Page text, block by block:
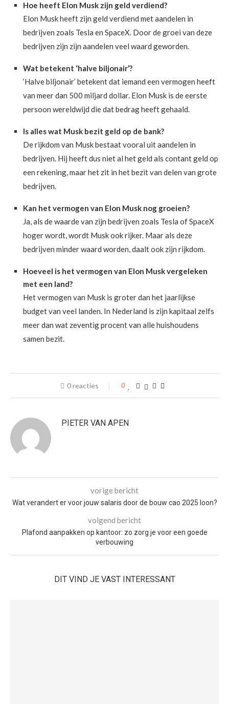
Hoe heeft Elon Musk zijn geld verdiend?
Elon Musk heeft zijn geld verdiend met aandelen in
bedrijven zoals Tesla en SpaceX. Door de groei van deze
bedrijven zijn zijn aandelen veel waard geworden.
Wat betekent ‘halve biljonair’?
‘Halve biljonair’ betekent dat iemand een vermogen heeft
van meer dan 500 miljard dollar. Elon Musk is de eerste
persoon wereldwijd die dat bedrag heeft gehaald.
Is alles wat Musk bezit geld op de bank?
De rijkdom van Musk bestaat vooral uit aandelen in
bedrijven. Hij heeft dus niet al het geld als contant geld op
een rekening, maar het zit in het bezit van delen van grote
bedrijven.
Kan het vermogen van Elon Musk nog groeien?
Ja, als de waarde van zijn bedrijven zoals Tesla of SpaceX
hoger wordt, wordt Musk ook rijker. Maar als deze
bedrijven minder waard worden, daalt ook zijn rijkdom.
Hoeveel is het vermogen van Elon Musk vergeleken
met een land?
Het vermogen van Musk is groter dan het jaarlijkse
budget van veel landen. In Nederland is zijn kapitaal zelfs
meer dan wat zeventig procent van alle huishoudens
samen bezit.
0 reacties 0
PIETER VAN APEN
vorige bericht
Wat verandert er voor jouw salaris door de bouw cao 2025 loon?
volgend bericht
Plafond aanpakken op kantoor: zo zorg je voor een goede
verbouwing
DIT VIND JE VAST INTERESSANT